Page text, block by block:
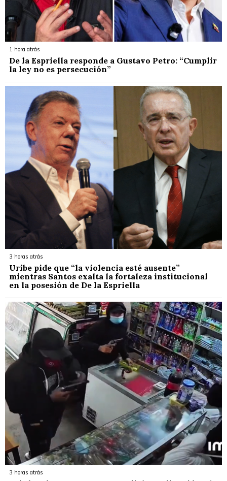
1 hora atrás
De la Espriella responde a Gustavo Petro: “Cumplir
la ley no es persecución”
3 horas atrás
Uribe pide que “la violencia esté ausente”
mientras Santos exalta la fortaleza institucional
en la posesión de De la Espriella
3 horas atrás